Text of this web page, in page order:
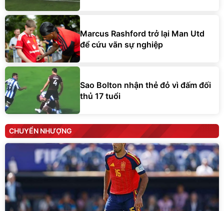
Marcus Rashford trở lại Man Utd
để cứu vãn sự nghiệp
Sao Bolton nhận thẻ đỏ vì đấm đối
thủ 17 tuổi
CHUYỂN NHƯỢNG